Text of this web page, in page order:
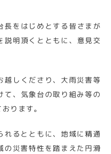
長をはじめとする皆さまが
説明頂くとともに、意見交
越しくださり、大雨災害等
て、気象台の取り組み等の
ります。
れるとともに、地域に精通
の災害特性を踏まえた円滑